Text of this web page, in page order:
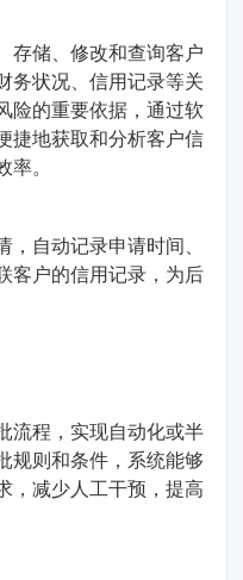
存储、修改和查询客户
务状况、信用记录等关
险的重要依据，通过软
捷地获取和分析客户信
。
自动记录申请时间、
客户的信用记录，为后
流程，实现自动化或半
规则和条件，系统能够
，减少人工干预，提高